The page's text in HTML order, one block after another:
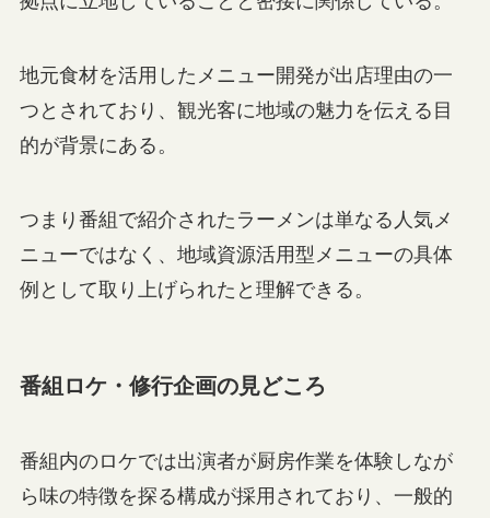
地元食材を活用したメニュー開発が出店理由の一
つとされており、観光客に地域の魅力を伝える目
的が背景にある。
つまり番組で紹介されたラーメンは単なる人気メ
ニューではなく、地域資源活用型メニューの具体
例として取り上げられたと理解できる。
番組ロケ・修行企画の見どころ
番組内のロケでは出演者が厨房作業を体験しなが
ら味の特徴を探る構成が採用されており、一般的